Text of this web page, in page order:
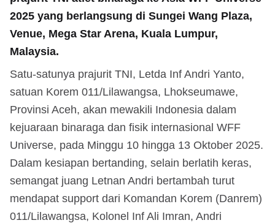
2025 yang berlangsung di Sungei Wang Plaza,
Venue, Mega Star Arena, Kuala Lumpur,
Malaysia.
Satu-satunya prajurit TNI, Letda Inf Andri Yanto,
satuan Korem 011/Lilawangsa, Lhokseumawe,
Provinsi Aceh, akan mewakili Indonesia dalam
kejuaraan binaraga dan fisik internasional WFF
Universe, pada Minggu 10 hingga 13 Oktober 2025.
Dalam kesiapan bertanding, selain berlatih keras,
semangat juang Letnan Andri bertambah turut
mendapat support dari Komandan Korem (Danrem)
011/Lilawangsa, Kolonel Inf Ali Imran, Andri